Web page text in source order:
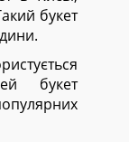
букет
букет